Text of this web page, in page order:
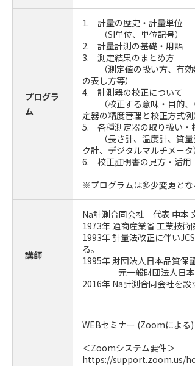
プログラ
ム
1. 計量の歴史・計量単位
（SI単位、単位記号）
2. 計量計測の基礎・用語
3. 測定結果のまとめ方
（測定値の扱い方、有効
の表し方等）
4. 計測器の校正について
（校正する意味・目的、
定器の精度管理と校正方式例）
5. 各種測定器の取り扱い・
（長さ計、温度計、質量
ク計、デジタルマルチメータ）
6. 校正証明書の見方・活用
※プログラムは多少変更と
講師
Na計測合同会社 代表 中本
1973年 通商産業省 工業技術
1993年 計量法改正に伴い
る。
1995年 財団法人日本品質保
元一般財団法人日本品
2016年 Na計測合同会社を設
WEBセミナー (Zoomによる)
＜Zoomシステム要件＞
https://support.zoom.us/